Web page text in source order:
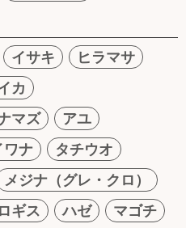
イサキ
ヒラマサ
カ
マズ
アユ
ワナ
タチウオ
メジナ（グレ・クロ）
ギス ハゼ
マゴチ